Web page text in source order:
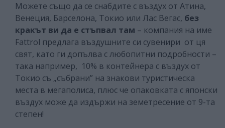
Можете също да се снабдите с въздух от Атина,
Венеция, Барселона, Токио или Лас Вегас, без
кракът ви да е стъпвал там – компания на име
Fattrol предлага въздушните си сувенири от ця
свят, като ги допълва с любопитни подробности –
така например, 10% в контейнера с въздух от
Токио съ „събрани” на знакови туристическа
места в мегаполиса, плюс че опаковката с японски
въздух може да издържи на земетресение от 9-та
степен!